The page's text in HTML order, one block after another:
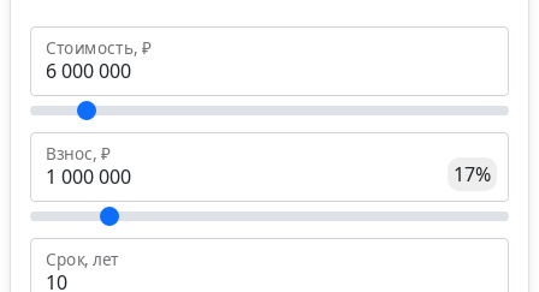
Стоимость, ₽
Взнос, ₽
17%
Срок, лет